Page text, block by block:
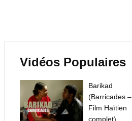
Vidéos Populaires
Barikad
(Barricades –
Film Haïtien
complet)